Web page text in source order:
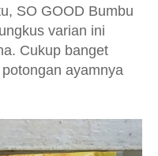
SO GOOD Bumbu
varian ini
Cukup banget
ayamnya